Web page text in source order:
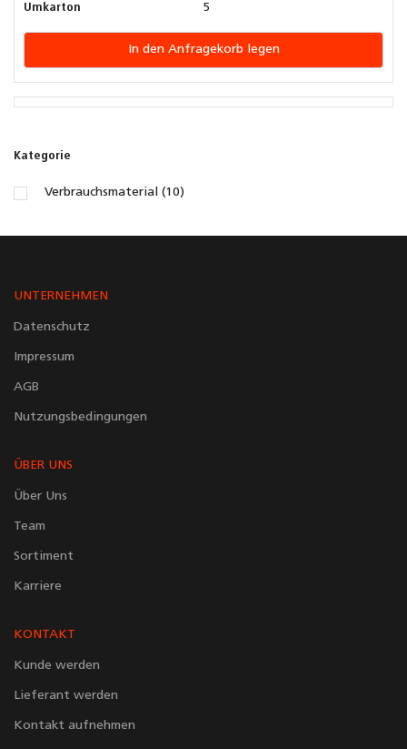
Kategorie
Verbrauchsmaterial (10)
Umkarton
5
In den Anfragekorb legen
UNTERNEHMEN
Datenschutz
Impressum
AGB
Nutzungsbedingungen
ÜBER UNS
Über Uns
Team
Sortiment
Karriere
KONTAKT
Kunde werden
Lieferant werden
Kontakt aufnehmen